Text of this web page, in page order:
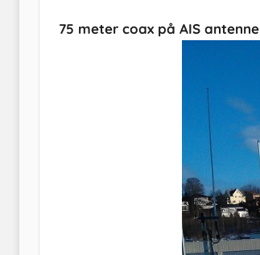
75 meter coax på AIS antenne